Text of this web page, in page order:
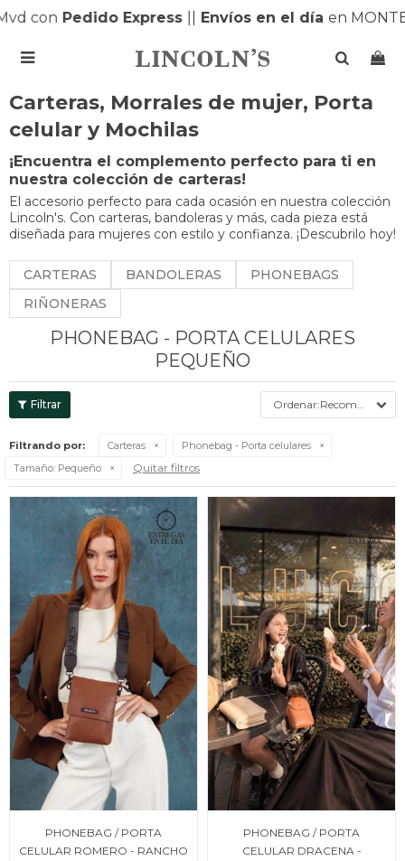
conPedido Express||Envíos en el díaen

Carteras, Morrales de mujer, Porta
celular y Mochilas
¡Encuentra el complemento perfecto para ti en
nuestra colección de carteras!
El accesorio perfecto para cada ocasión en nuestra colección
Lincoln's. Con carteras, bandoleras y más, cada pieza está
diseñada para mujeres con estilo y confianza. ¡Descubrilo hoy!
CARTERAS BANDOLERAS
PHONEBAGS
RIÑONERAS
PHONEBAG - PORTA CELULARES
PEQUEÑO
Recomendados
Filtrando por: Carteras
Phonebag - Porta celulares
Tamaño: Pequeño Quitar filtros
PHONEBAG / PORTA
CELULAR ROMERO - RANCHO
PHONEBAG / PORTA
CELULAR DRACENA -